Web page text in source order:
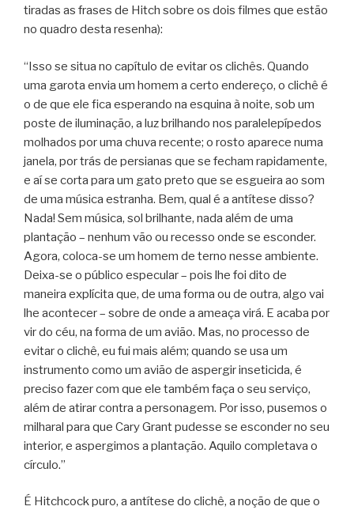
tiradas as frases de Hitch sobre os dois filmes que estão
no quadro desta resenha):
“Isso se situa no capítulo de evitar os clichês. Quando
uma garota envia um homem a certo endereço, o clichê é
o de que ele fica esperando na esquina à noite, sob um
poste de iluminação, a luz brilhando nos paralelepípedos
molhados por uma chuva recente; o rosto aparece numa
janela, por trás de persianas que se fecham rapidamente,
e aí se corta para um gato preto que se esgueira ao som
de uma música estranha. Bem, qual é a antítese disso?
Nada! Sem música, sol brilhante, nada além de uma
plantação – nenhum vão ou recesso onde se esconder.
Agora, coloca-se um homem de terno nesse ambiente.
Deixa-se o público especular – pois lhe foi dito de
maneira explícita que, de uma forma ou de outra, algo vai
lhe acontecer – sobre de onde a ameaça virá. E acaba por
vir do céu, na forma de um avião. Mas, no processo de
evitar o clichê, eu fui mais além; quando se usa um
instrumento como um avião de aspergir inseticida, é
preciso fazer com que ele também faça o seu serviço,
além de atirar contra a personagem. Por isso, pusemos o
milharal para que Cary Grant pudesse se esconder no seu
interior, e aspergimos a plantação. Aquilo completava o
círculo.”
É Hitchcock puro, a antítese do clichê, a noção de que o